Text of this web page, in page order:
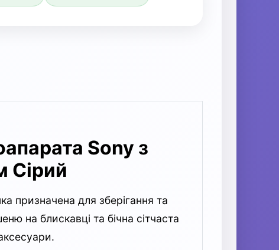
Sony з
Сірий
призначена для зберігання та
на блискавці та бічна сітчаста